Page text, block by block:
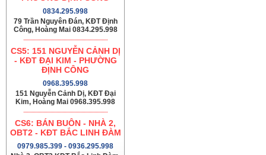
0834.295.998
79 Trần Nguyên Đán, KĐT Định
Công, Hoàng Mai 0834.295.998
CS5: 151 NGUYỄN CẢNH DỊ
- KĐT ĐẠI KIM - PHƯỜNG
ĐỊNH CÔNG
0968.395.998
151 Nguyễn Cảnh Dị, KĐT Đại
Kim, Hoàng Mai 0968.395.998
CS6: BÁN BUÔN - NHÀ 2,
OBT2 - KĐT BẮC LINH ĐÀM
0979.985.399 - 0936.295.998